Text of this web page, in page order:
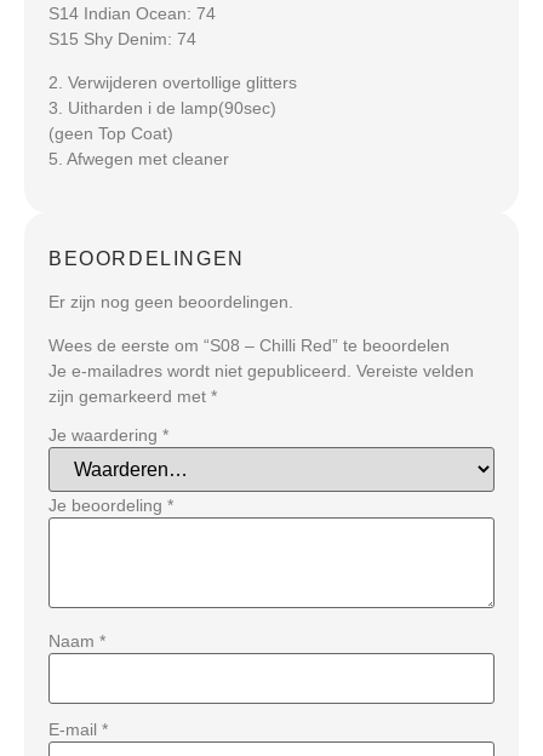
S14 Indian Ocean: 74
S15 Shy Denim: 74
2. Verwijderen overtollige glitters
3. Uitharden i de lamp(90sec)
(geen Top Coat)
5. Afwegen met cleaner
BEOORDELINGEN
Er zijn nog geen beoordelingen.
Wees de eerste om “S08 – Chilli Red” te beoordelen
Je e-mailadres wordt niet gepubliceerd. Vereiste velden
zijn gemarkeerd met *
Je waardering *
Je beoordeling *
Naam *
E-mail *